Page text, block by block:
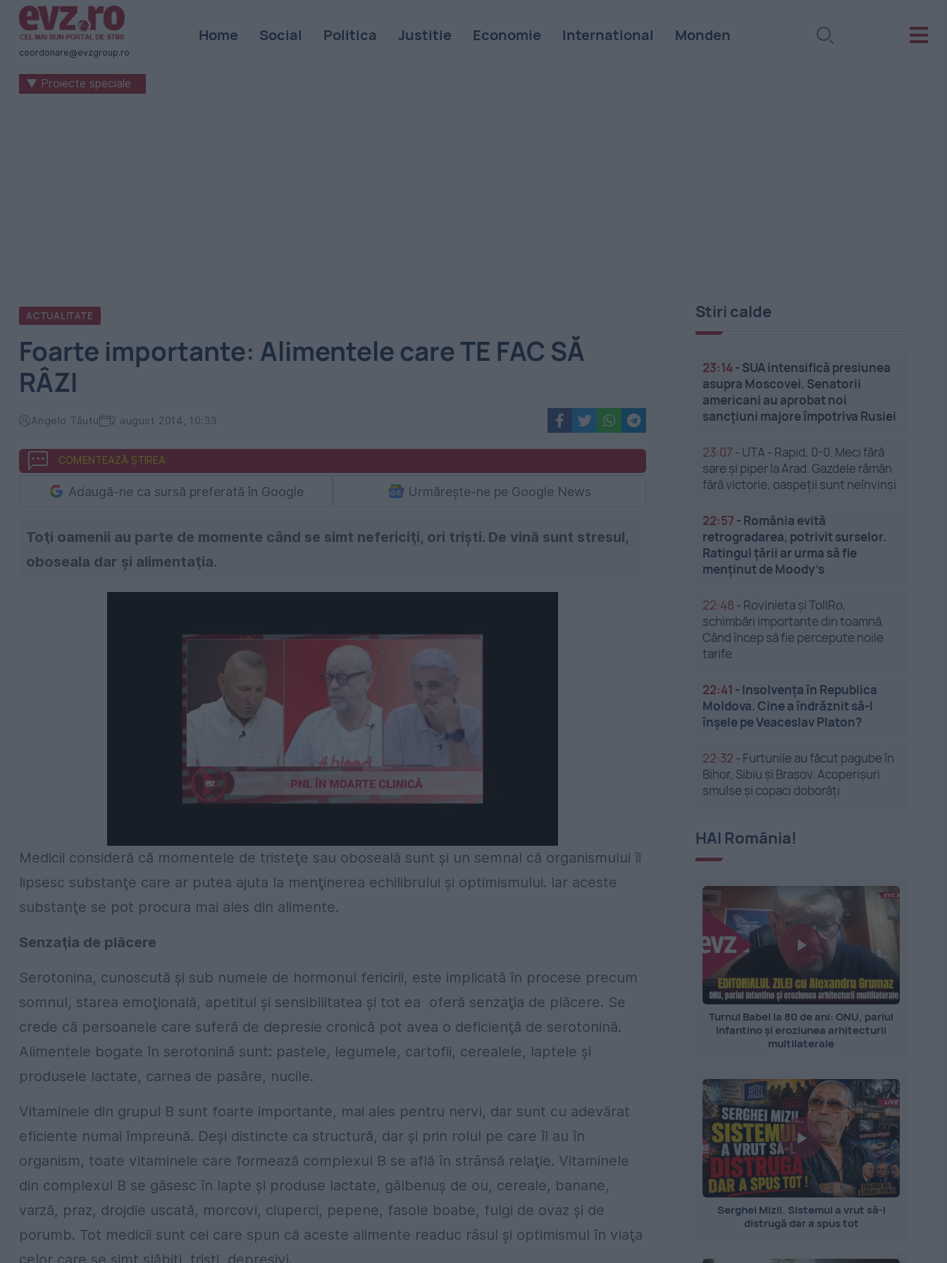
Știri
naționale
internaționale
coordonare@evzgroup.ro
Home Social Politica Justitie Economie International Monden
▼ Proiecte speciale
ACTUALITATE
Foarte importante: Alimentele care TE FAC SĂ
RÂZI
Angelo Tăutu 2 august 2014, 10:33
COMENTEAZĂ ȘTIREA
Adaugă-ne ca sursă preferată în Google Urmărește-ne pe Google News
Toţi oamenii au parte de momente când se simt nefericiţi, ori trişti. De vină sunt stresul,
oboseala dar şi alimentaţia.
Medicii consideră că momentele de tristeţe sau oboseală sunt şi un semnal că organismului îi
lipsesc substanţe care ar putea ajuta la menţinerea echilibrului şi optimismului. Iar aceste
substanţe se pot procura mai ales din alimente.
Senzaţia de plăcere
Serotonina, cunoscută şi sub numele de hormonul fericirii, este implicată în procese precum
somnul, starea emoţională, apetitul şi sensibilitatea şi tot ea oferă senzaţia de plăcere. Se
crede că persoanele care suferă de depresie cronică pot avea o deficienţă de serotonină.
Alimentele bogate în serotonină sunt: pastele, legumele, cartofii, cerealele, laptele şi
produsele lactate, carnea de pasăre, nucile.
Vitaminele din grupul B sunt foarte importante, mai ales pentru nervi, dar sunt cu adevărat
eficiente numai împreună. Deşi distincte ca structură, dar şi prin rolul pe care îl au în
organism, toate vitaminele care formează complexul B se află în strânsă relaţie. Vitaminele
din complexul B se găsesc în lapte şi produse lactate, gălbenuş de ou, cereale, banane,
varză, praz, drojdie uscată, morcovi, ciuperci, pepene, fasole boabe, fulgi de ovaz şi de
porumb. Tot medicii sunt cei care spun că aceste alimente readuc râsul şi optimismul în viaţa
celor care se simt slăbiţi, trişti, depresivi.
Stiri calde
23:14- SUA intensifică presiunea
asupra Moscovei. Senatorii
americani au aprobat noi
sancțiuni majore împotriva Rusiei
23:07 - UTA - Rapid, 0-0. Meci fără
sare și piper la Arad. Gazdele rămân
fără victorie, oaspeții sunt neînvinși
22:57 - România evită
retrogradarea, potrivit surselor.
Ratingul țării ar urma să fie
menținut de Moody’s
22:48 - Rovinieta și TollRo,
schimbări importante din toamnă.
Când încep să fie percepute noile
tarife
22:41 - Insolvenţa în Republica
Moldova. Cine a îndrăznit să-l
înşele pe Veaceslav Platon?
22:32 - Furtunile au făcut pagube în
Bihor, Sibiu și Brașov. Acoperișuri
smulse și copaci doborâți
HAI România!
Turnul Babel la 80 de ani: ONU, pariul
Infantino și eroziunea arhitecturii
multilaterale
Serghei Mizil. Sistemul a vrut să-l
distrugă dar a spus tot